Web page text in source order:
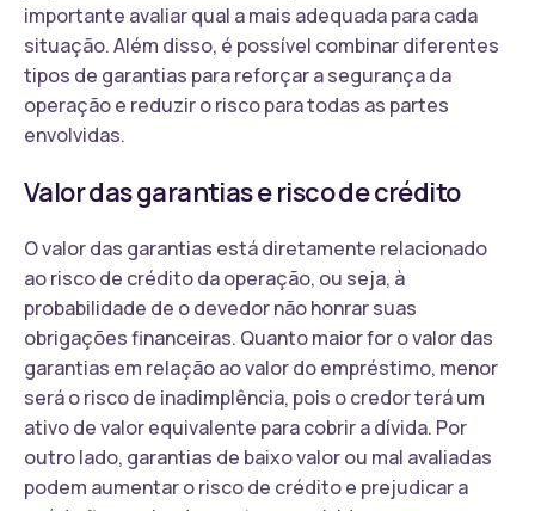
importante avaliar qual a mais adequada para cada
situação. Além disso, é possível combinar diferentes
tipos de garantias para reforçar a segurança da
operação e reduzir o risco para todas as partes
envolvidas.
Valor das garantias e risco de crédito
O valor das garantias está diretamente relacionado
ao risco de crédito da operação, ou seja, à
probabilidade de o devedor não honrar suas
obrigações financeiras. Quanto maior for o valor das
garantias em relação ao valor do empréstimo, menor
será o risco de inadimplência, pois o credor terá um
ativo de valor equivalente para cobrir a dívida. Por
outro lado, garantias de baixo valor ou mal avaliadas
podem aumentar o risco de crédito e prejudicar a